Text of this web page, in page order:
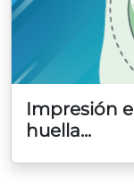
Impresión
huella...